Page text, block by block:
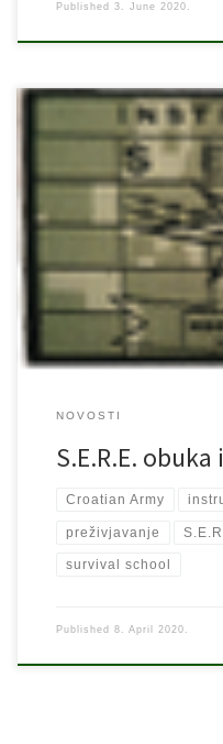
Published 3. June 2020.
U Oružanim snagama
američki obučni program
Evasion, Resistance, Escape
neprijateljskih linija, koji se
21-76. Cilj obuke ovisi o
Polaznik mora razumjeti,
NOVOSTI
S.E.R.E.
Croatian Army
preživjavanje
survival school
Published 8. April 2020.